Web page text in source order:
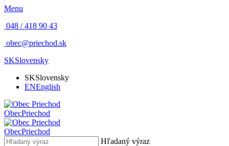
Menu
048 / 418 90 43
obec@priechod.sk
SKSlovensky
SKSlovensky
ENEnglish
ObecPriechod
ObecPriechod
Hľadaný výraz